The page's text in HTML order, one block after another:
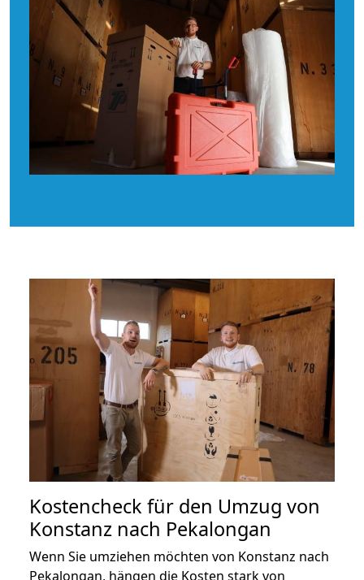
Kostencheck für den Umzug von
Konstanz nach Pekalongan
Wenn Sie umziehen möchten von Konstanz nach
Pekalongan, hängen die Kosten stark von